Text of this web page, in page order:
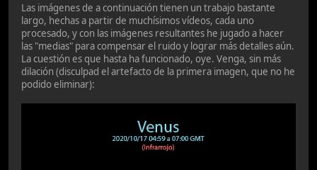
Las imágenes de a continuación tienen un trabajo bastante
largo, hechas a partir de muchísimos vídeos, cada uno
procesado, y con las imágenes resultantes he jugado a hacer
las "medias" para compensar el ruido y lograr más detalles aún.
La cuestión es que hasta ha funcionado, oye. Venga, sin más
dilación (disculpad el artefacto de la primera imagen, que no he
podido eliminar):